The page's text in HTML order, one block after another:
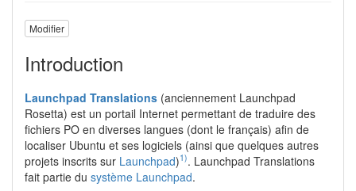
Modifier
Introduction
Launchpad Translations (anciennement Launchpad
Rosetta) est un portail Internet permettant de traduire des
fichiers PO en diverses langues (dont le français) afin de
localiser Ubuntu et ses logiciels (ainsi que quelques autres
projets inscrits sur Launchpad)1). Launchpad Translations
fait partie du système Launchpad.